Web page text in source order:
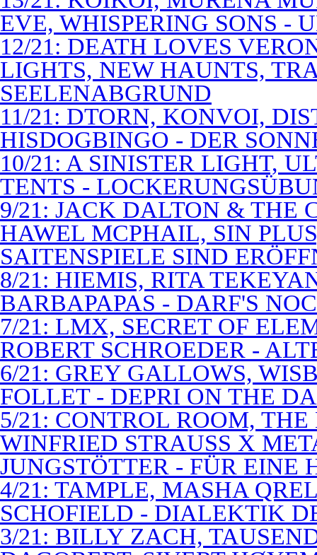
EVE, WHISPERING SONS -
12/21: DEATH LOVES
LIGHTS, NEW HAUNTS,
SEELENABGRUND
11/21: DTORN, KONVOI,
HISDOGBINGO - DER
10/21: A SINISTER LIGHT,
TENTS -
9/21: JACK DALTON & THE
HAWEL MCPHAIL, SIN
SAITENSPIELE SIND
8/21: HIEMIS, RITA
BARBAPAPAS - DARF'S
7/21: LMX, SECRET OF
ROBERT SCHROEDER -
6/21: GREY GALLOWS,
FOLLET - DEPRI ON THE
5/21: CONTROL ROOM,
WINFRIED STRAUSS X
JUNGSTÖTTER - FÜR EINE
4/21: TAMPLE, MASHA
SCHOFIELD - DIALEKTIK
3/21: BILLY ZACH,